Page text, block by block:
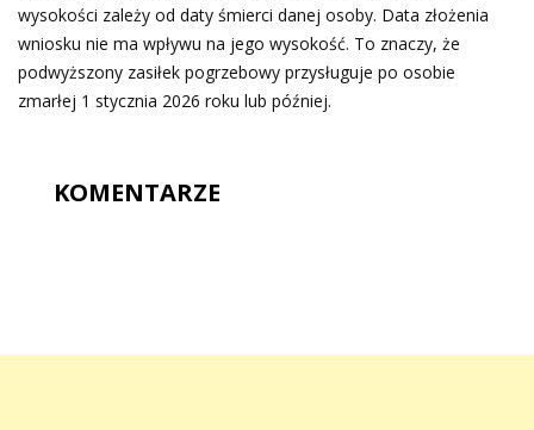
wysokości zależy od daty śmierci danej osoby. Data złożenia
wniosku nie ma wpływu na jego wysokość. To znaczy, że
podwyższony zasiłek pogrzebowy przysługuje po osobie
zmarłej 1 stycznia 2026 roku lub później.
KOMENTARZE